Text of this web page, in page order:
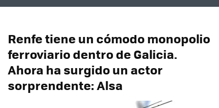
Renfe tiene un cómodo monopolio
ferroviario dentro de Galicia.
Ahora ha surgido un actor
sorprendente: Alsa